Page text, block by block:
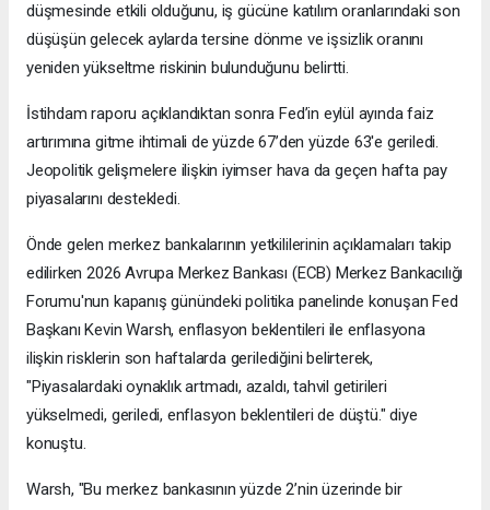
düşmesinde etkili olduğunu, iş gücüne katılım oranlarındaki son
düşüşün gelecek aylarda tersine dönme ve işsizlik oranını
yeniden yükseltme riskinin bulunduğunu belirtti.
İstihdam raporu açıklandıktan sonra Fed’in eylül ayında faiz
artırımına gitme ihtimali de yüzde 67’den yüzde 63'e geriledi.
Jeopolitik gelişmelere ilişkin iyimser hava da geçen hafta pay
piyasalarını destekledi.
Önde gelen merkez bankalarının yetkililerinin açıklamaları takip
edilirken 2026 Avrupa Merkez Bankası (ECB) Merkez Bankacılığı
Forumu'nun kapanış günündeki politika panelinde konuşan Fed
Başkanı Kevin Warsh, enflasyon beklentileri ile enflasyona
ilişkin risklerin son haftalarda gerilediğini belirterek,
"Piyasalardaki oynaklık artmadı, azaldı, tahvil getirileri
yükselmedi, geriledi, enflasyon beklentileri de düştü." diye
konuştu.
Warsh, "Bu merkez bankasının yüzde 2’nin üzerinde bir